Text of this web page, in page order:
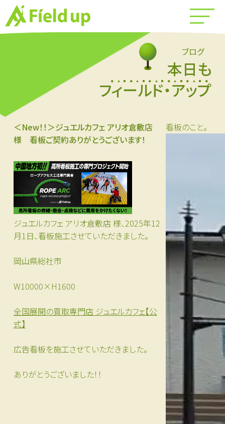
ブログ
本日も
フィールド・アップ
＜New！！＞ジュエルカフェ アリオ倉敷店
様 看板ご契約ありがとうございます！
看板のこと。
ジュエルカフェ アリオ倉敷店 様、2025年12
月1日、看板施工させていただきました。
岡山県総社市
W10000×H1600
全国展開の買取専門店 ジュエルカフェ【公
式】
広告看板を施工させていただきました。
ありがとうございました！！